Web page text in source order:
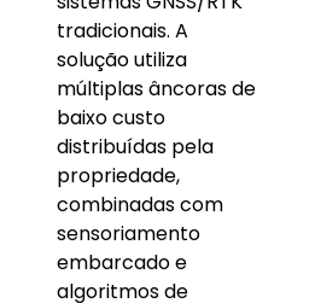
tradicionais. A
solução utiliza
múltiplas âncoras de
baixo custo
distribuídas pela
propriedade,
combinadas com
sensoriamento
embarcado e
algoritmos de